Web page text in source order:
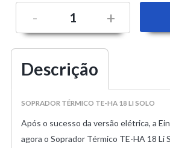
- +
Descrição
SOPRADOR TÉRMICO TE-HA 18 LI SOLO
Após o sucesso da versão elétrica, a
agora o Soprador Térmico TE-HA 18 Li